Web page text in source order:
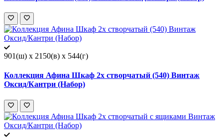
901(ш) x 2150(в) x 544(г)
Коллекция Афина Шкаф 2х створчатый (540) Винтаж
Оксид/Кантри (Набор)